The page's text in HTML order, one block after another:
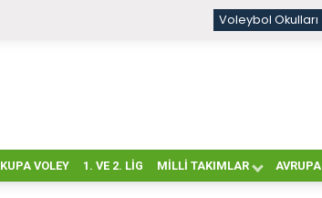
Voleybol Okulları
KUPA VOLEY 1. VE 2. LIG MILLI TAKIMLAR AVRUPA